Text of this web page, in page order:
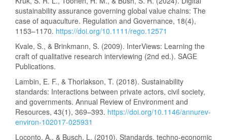
sustainability assurance governing global value chains: The
case of aquaculture. Regulation and Governance, 18(4),
1153–1170. https://doi.org/10.1111/rego.12571
Kvale, S., & Brinkmann, S. (2009). InterViews: Learning the
craft of qualitative research interviewing (2nd ed.). SAGE
Publications.
Lambin, E. F., & Thorlakson, T. (2018). Sustainability
standards: Interactions between private actors, civil society,
and governments. Annual Review of Environment and
Resources, 43(1), 369–393. https://doi.org/10.1146/annurev-
environ-102017-025931
Loconto, A., & Busch, L. (2010). Standards, techno-economic